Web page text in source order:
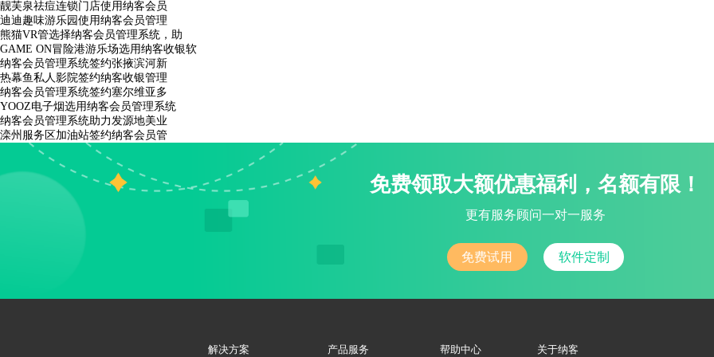
靓芙泉祛痘连锁门店使用纳客会员
迪迪趣味游乐园使用纳客会员管理
熊猫VR管选择纳客会员管理系统，助
GAME ON冒险港游乐场选用纳客收银软
纳客会员管理系统签约张掖滨河新
热幕鱼私人影院签约纳客收银管理
纳客会员管理系统签约塞尔维亚多
YOOZ电子烟选用纳客会员管理系统
纳客会员管理系统助力发源地美业
滦州服务区加油站签约纳客会员管
免费领取大额优惠福利，名额有限！
更有服务顾问一对一服务
免费试用 软件定制
解决方案 产品服务 帮助中心 关于纳客